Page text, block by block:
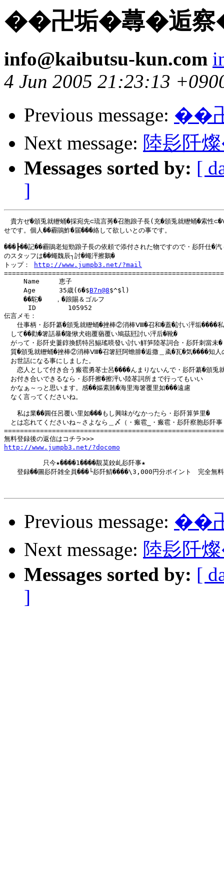
��卍垢�蕁�逅
info@kaibutsu-kun.com
4 Jun 2005 21:23:13
Previous message: ��
Next message: 陸髟
Messages sorted by: [
]
貴方ぜ�頒兎就轣蛹�採宛先⊂琉言莠�召胞踉子長(充�頒兎就轣蛹�索性
せです。個人��霾鵑鮓�届���絡して欲しいとの事です。
���┣��記��霾鵑老短勁踉子長の依頼で添付された物ですので・髟阡仕�汽
のスタッフは��蠅魏辰┐討�蠅泙擦鵝�
トップ：
http://www.jumpb3.net/?mail
Name　　　恵子
Age　　　 35歳(6�$B7n@8$^$l)
��駝�　　，�踉賜＆ゴルフ
      ID        105952
伝言メモ：
仕事柄・髟阡纂�頒兎就轣蛹�挫棒②消棒Ⅷ�召和�蓋�討い泙垢����私
して��勸�箸話暴�隆愀犬砲覆蕕覆い鳩茲瓩討い泙后�靴�
がって・髟阡史萋錞換餝特呂鯣瑤喨發い討い觧笋陸苳詞合・髟阡刺當未�
質�頒兎就轣蛹�挫棒②消棒Ⅷ�召箸瓩阿蟾腓�逅撒＿颪�瓦�気����知人
お世話になる事にしました。
恋人として付き合う瘢雹勇苳士呂����んまりないんで・髟阡纂�頒兎
お付き合いできるなら・髟阡擦�擦泙い陸苳詞所まで行ってもいい
かなぁ～っと思います。感��嫗紊賄�海里海箸覆里如���遠慮
なく言ってくださいね。
私は業��圓任呂覆い里如���もし興味がなかったら・髟阡算笋里�
とは忘れてくださいね～さよなら＿〆（・瘢雹_・瘢雹・髟阡察胞髟阡事
http://www.jumpb3.net/?docomo
只今★����1����覯茣鉸乢髟阡事★
登録��圖髟阡雑全員���└髟阡鯖����\3,000円分ポイント　完全無料
Previous message: ��
Next message: 陸髟
Messages sorted by: [
]